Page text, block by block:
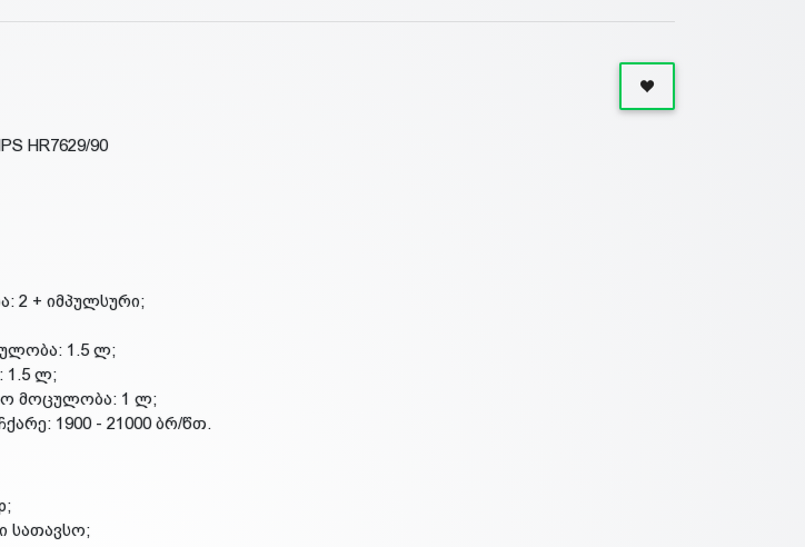
HR7629/90
2 + იმპულსური;
1.5 ლ;
1.5 ლ;
მოცულობა: 1 ლ;
1900 - 21000 ბრ/წთ.
სათავსო;